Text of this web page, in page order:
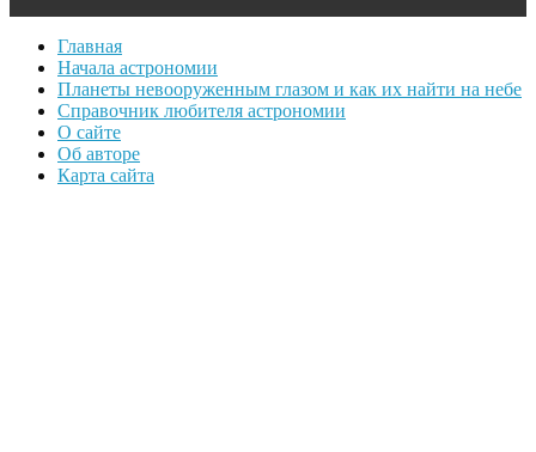
Главная
Начала астрономии
Планеты невооруженным глазом и как их найти на небе
Справочник любителя астрономии
О сайте
Об авторе
Карта сайта